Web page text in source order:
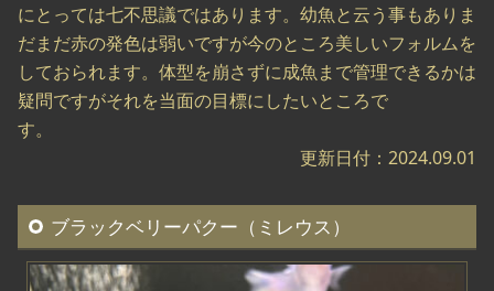
にとっては七不思議ではあります。幼魚と云う事もありま
だまだ赤の発色は弱いですが今のところ美しいフォルムを
しておられます。体型を崩さずに成魚まで管理できるかは
疑問ですがそれを当面の目標にしたいところで
す。
更新日付：2024.09.01
ブラックベリーパクー（ミレウス）